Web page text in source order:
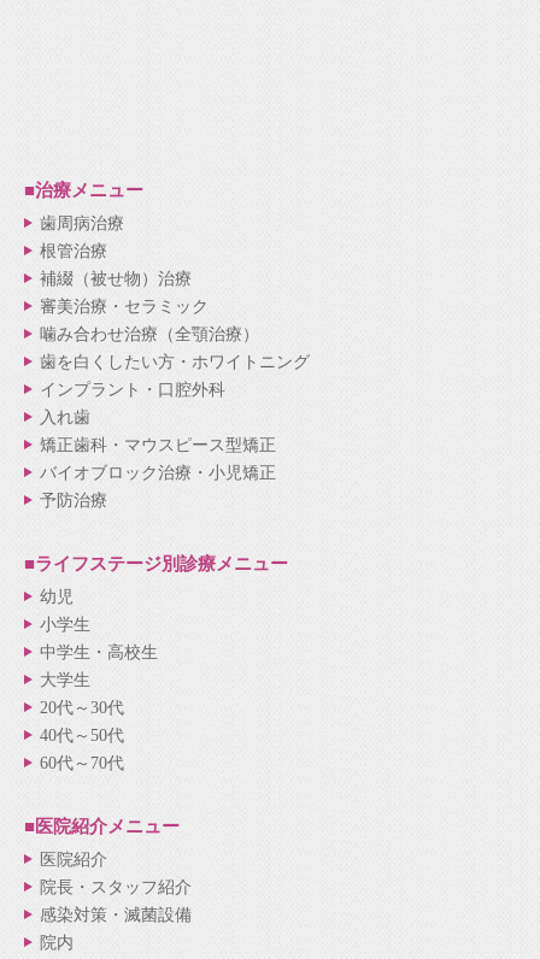
■治療メニュー
歯周病治療
根管治療
補綴（被せ物）治療
審美治療・セラミック
噛み合わせ治療（全顎治療）
歯を白くしたい方・ホワイトニング
インプラント・口腔外科
入れ歯
矯正歯科・マウスピース型矯正
バイオブロック治療・小児矯正
予防治療
■ライフステージ別診療メニュー
幼児
小学生
中学生・高校生
大学生
20代～30代
40代～50代
60代～70代
■医院紹介メニュー
医院紹介
院長・スタッフ紹介
感染対策・滅菌設備
院内